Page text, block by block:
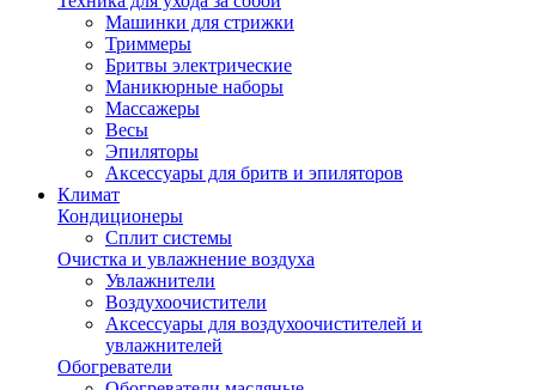
Машинки для стрижки
Триммеры
Бритвы электрические
Маникюрные наборы
Массажеры
Весы
Эпиляторы
Аксессуары для бритв и эпиляторов
Климат
Кондиционеры
Сплит системы
Очистка и увлажнение воздуха
Увлажнители
Воздухоочистители
Аксессуары для воздухоочистителей и
увлажнителей
Обогреватели